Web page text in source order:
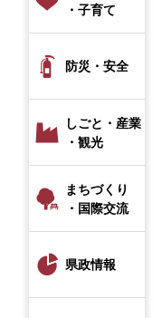
・子育て
防災・安全
しごと・産業
・観光
まちづくり
・国際交流
県政情報